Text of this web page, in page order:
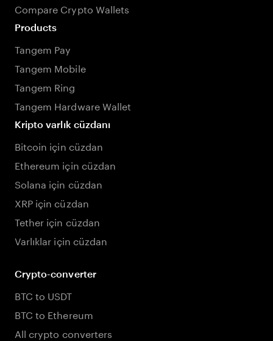
Compare Crypto Wallets
Products
Tangem Pay
Tangem Mobile
Tangem Ring
Tangem Hardware Wallet
Kripto varlık cüzdanı
Bitcoin için cüzdan
Ethereum için cüzdan
Solana için cüzdan
XRP için cüzdan
Tether için cüzdan
Varlıklar için cüzdan
Crypto-converter
BTC to USDT
BTC to Ethereum
All crypto converters